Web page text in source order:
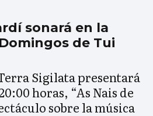
sonará en la
de Tui
Sigilata presentará
horas, “As Nais de
sobre la música